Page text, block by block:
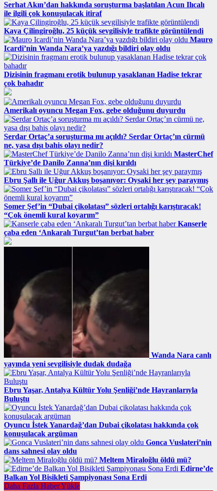
Serhat Akın’dan hakkında soruşturma başlatılan Acun Ilıcalı
ile ilgili çok konuşulacak itiraf
Kaya Çilingiroğlu, 25 küçük sevgilisiyle trafikte görüntülendi
Mauro
Icardi’nin Wanda Nara’ya yazdığı bildiri olay oldu
Dizisinin fragmanı erotik bulunup yasaklanan Hadise tekrar
çok bahadır
Amerikalı oyuncu Megan Fox, gebe olduğunu duyurdu
Serdar Ortaç’a soruşturma mı açıldı? Serdar Ortaç’ın cürmü
ne, yasa dışı bahis olayı nedir?
MasterChef
Türkiye’de Danilo Zanna’nın dişi kırıldı
Ebru Şallı ile Uğur Akkuş boşanıyor: Oysaki her şey paraymış
Somer Şef’in “Dubai çikolatası” sözleri ortalığı karıştıracak!
“Çok önemli kural koyarım”
Kanserle
çaba eden ‘Ankaralı Turgut’tan berbat haber
Wanda Nara canlı
yayında yeni sevgilisiyle dudak dudağa
Ebru Yaşar, Antalya Kültür Yolu Şenliği’nde Hayranlarıyla
Buluştu
Oyuncu İstek Yanardağ’dan Dubai çikolatası hakkında çok
konuşulacak argüman
Gonca Vuslateri’nin
dans sahnesi olay oldu
Meltem Miraloğlu öldü mü?
Edirne’de
Balkan Yol Bisikleti Şampiyonası Sona Erdi
Daha Fazla Haber Yükle